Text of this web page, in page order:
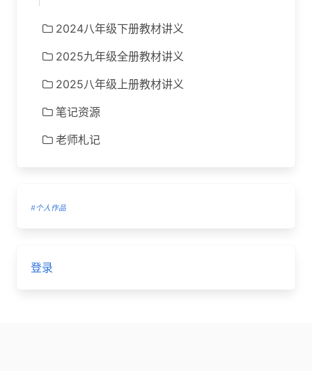
2024八年级下册教材讲义
2025九年级全册教材讲义
2025八年级上册教材讲义
笔记资源
老师札记
#个人作品
登录